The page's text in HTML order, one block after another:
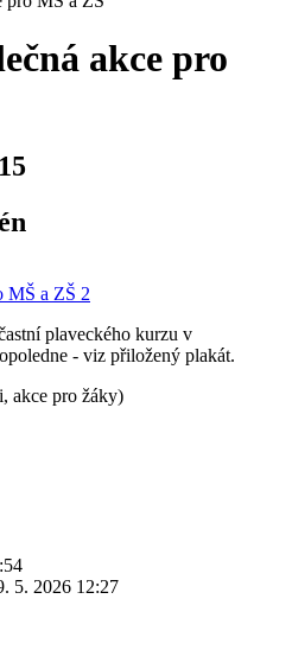
akce pro
plaveckého kurzu v
- viz přiložený plakát.
akce pro žáky)
5. 2026 12:27